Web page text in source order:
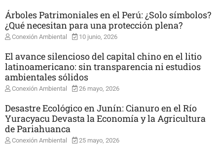
Árboles Patrimoniales en el Perú: ¿Solo símbolos?
¿Qué necesitan para una protección plena?
Conexión Ambiental 10 junio, 2026
El avance silencioso del capital chino en el litio
latinoamericano: sin transparencia ni estudios
ambientales sólidos
Conexión Ambiental 26 mayo, 2026
Desastre Ecológico en Junín: Cianuro en el Río
Yuracyacu Devasta la Economía y la Agricultura
de Pariahuanca
Conexión Ambiental 25 mayo, 2026